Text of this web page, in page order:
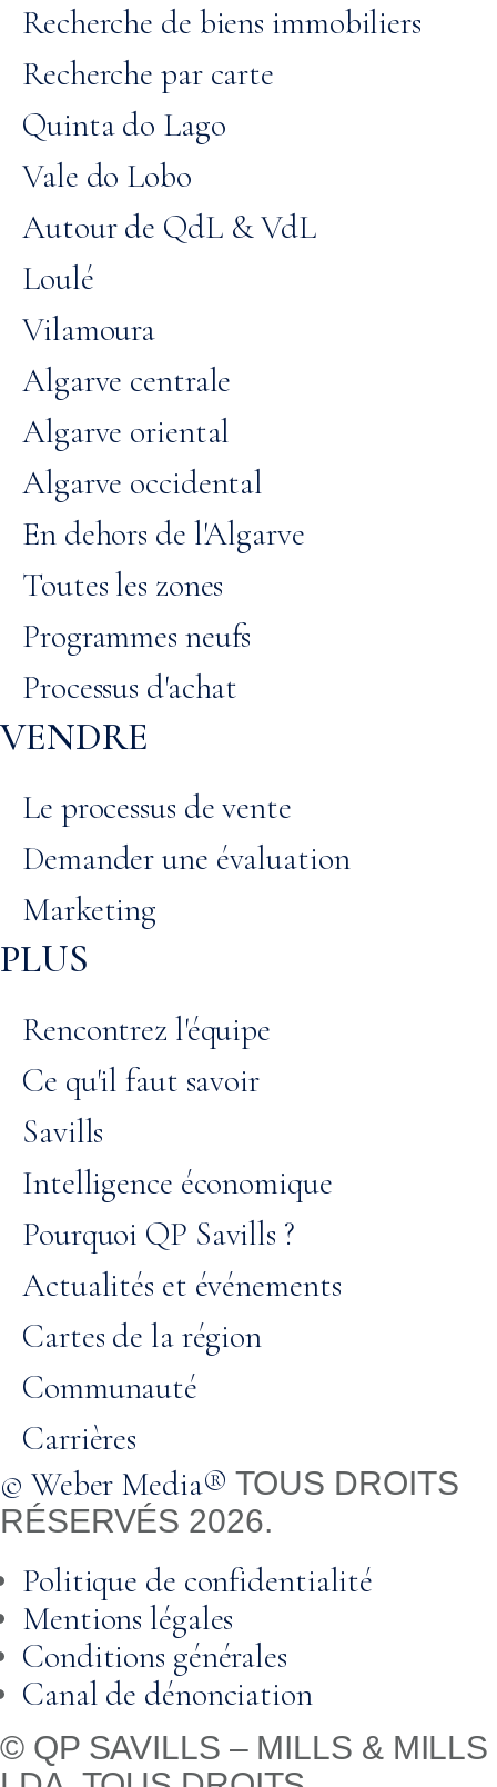
Recherche de biens immobiliers
Recherche par carte
Quinta do Lago
Vale do Lobo
Autour de QdL & VdL
Loulé
Vilamoura
Algarve centrale
Algarve oriental
Algarve occidental
En dehors de l'Algarve
Toutes les zones
Programmes neufs
Processus d'achat
VENDRE
Le processus de vente
Demander une évaluation
Marketing
PLUS
Rencontrez l'équipe
Ce qu'il faut savoir
Savills
Intelligence économique
Pourquoi QP Savills ?
Actualités et événements
Cartes de la région
Communauté
Carrières
© Weber Media® TOUS DROITS
RÉSERVÉS 2026.
Politique de confidentialité
Mentions légales
Conditions générales
Canal de dénonciation
© QP SAVILLS – MILLS & MILLS